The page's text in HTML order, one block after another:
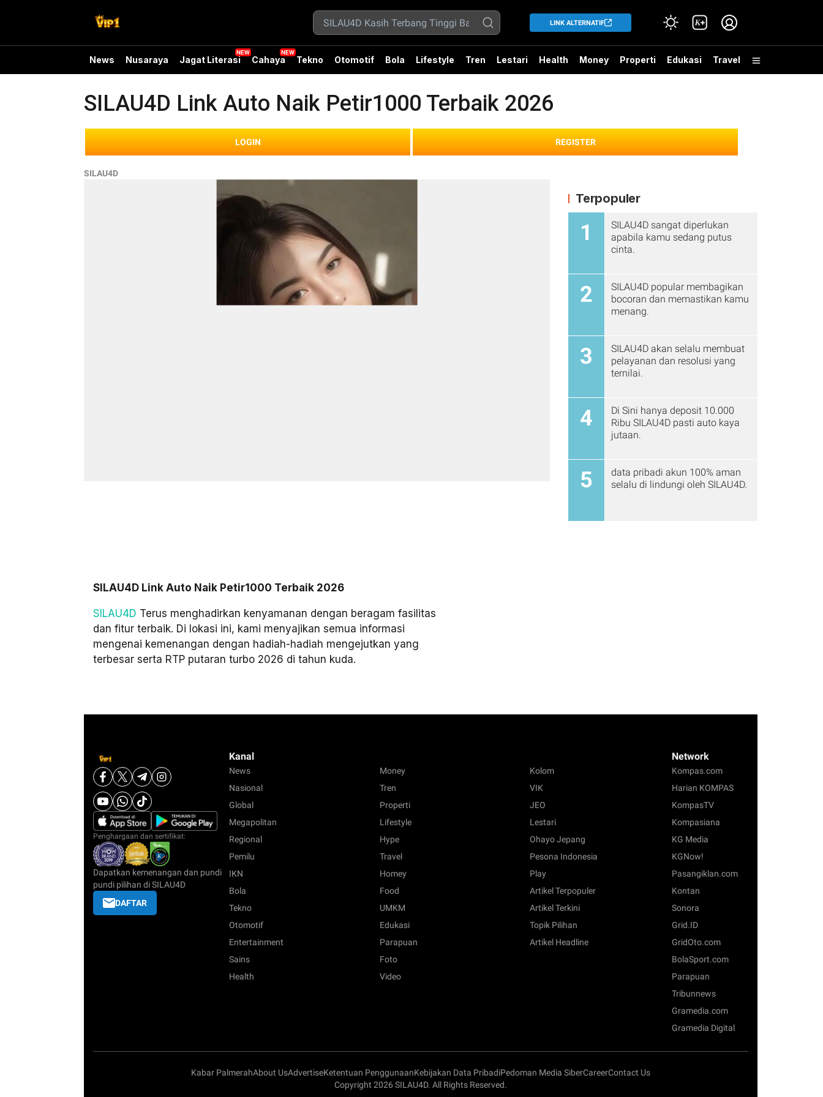
LINK ALTERNATIF
News Nusaraya Jagat Literasi Cahaya Tekno Otomotif Bola Lifestyle Tren Lestari Health Money Properti Edukasi Travel
SILAU4D Link Auto Naik Petir1000 Terbaik 2026
LOGIN REGISTER
SILAU4D
SILAU4D Link Auto Naik Petir1000 Terbaik 2026
SILAU4D Terus menghadirkan kenyamanan dengan beragam fasilitas
dan fitur terbaik. Di lokasi ini, kami menyajikan semua informasi
mengenai kemenangan dengan hadiah-hadiah mengejutkan yang
terbesar serta RTP putaran turbo 2026 di tahun kuda.
Terpopuler
1
SILAU4D sangat diperlukan
apabila kamu sedang putus
cinta.
2
SILAU4D popular membagikan
bocoran dan memastikan kamu
menang.
3
SILAU4D akan selalu membuat
pelayanan dan resolusi yang
ternilai.
4
Di Sini hanya deposit 10.000
Ribu SILAU4D pasti auto kaya
jutaan.
5
data pribadi akun 100% aman
selalu di lindungi oleh SILAU4D.
Penghargaan dan sertifikat:
Dapatkan kemenangan dan pundi
pundi pilihan di SILAU4D
DAFTAR
Kanal
News
Nasional
Global
Megapolitan
Regional
Pemilu
IKN
Bola
Tekno
Otomotif
Entertainment
Sains
Health
Money
Tren
Properti
Lifestyle
Hype
Travel
Homey
Food
UMKM
Edukasi
Parapuan
Foto
Video
Kolom
VIK
JEO
Lestari
Ohayo Jepang
Pesona Indonesia
Play
Artikel Terpopuler
Artikel Terkini
Topik Pilihan
Artikel Headline
Network
Kompas.com
Harian KOMPAS
KompasTV
Kompasiana
KG Media
KGNow!
Pasangiklan.com
Kontan
Sonora
Grid.ID
GridOto.com
BolaSport.com
Parapuan
Tribunnews
Gramedia.com
Gramedia Digital
Kabar PalmerahAbout UsAdvertiseKetentuan PenggunaanKebijakan Data PribadiPedoman Media SiberCareerContact Us
Copyright 2026 SILAU4D. All Rights Reserved.